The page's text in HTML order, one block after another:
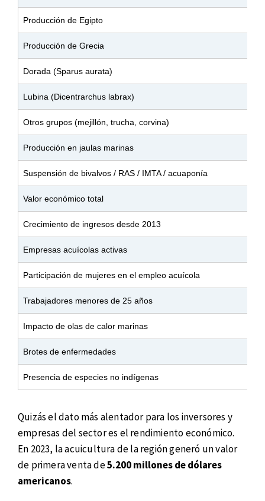
Producción de Egipto
Producción de Grecia
Dorada (Sparus aurata)
Lubina (Dicentrarchus labrax)
Otros grupos (mejillón, trucha, corvina)
Producción en jaulas marinas
Suspensión de bivalvos / RAS / IMTA / acuaponía
Valor económico total
Crecimiento de ingresos desde 2013
Empresas acuícolas activas
Participación de mujeres en el empleo acuícola
Trabajadores menores de 25 años
Impacto de olas de calor marinas
Brotes de enfermedades
Presencia de especies no indígenas
Quizás el dato más alentador para los inversores y
empresas del sector es el rendimiento económico.
En 2023, la acuicultura de la región generó un valor
de primera venta de5.200 millones de dólares
americanos.